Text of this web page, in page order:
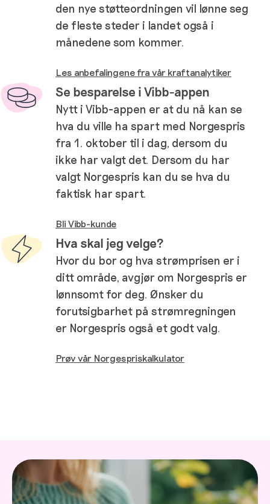
den nye støtteordningen vil lønne seg
de fleste steder i landet også i
månedene som kommer.
Les anbefalingene fra vår kraftanalytiker
Se besparelse i Vibb-appen
Nytt i Vibb-appen er at du nå kan se
hva du ville ha spart med Norgespris
fra 1. oktober til i dag, dersom du
ikke har valgt det. Dersom du har
valgt Norgespris kan du se hva du
faktisk har spart.
Bli Vibb-kunde
Hva skal jeg velge?
Hvor du bor og hva strømprisen er i
ditt område, avgjør om Norgespris er
lønnsomt for deg. Ønsker du
forutsigbarhet på strømregningen
er Norgespris også et godt valg.
Prøv vår Norgespriskalkulator